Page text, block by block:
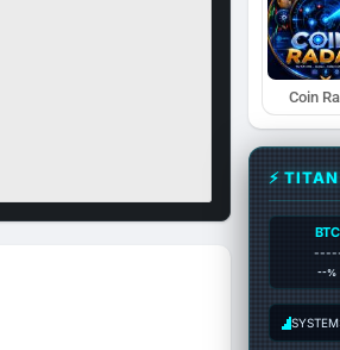
Coin
⚡
BTC
--%